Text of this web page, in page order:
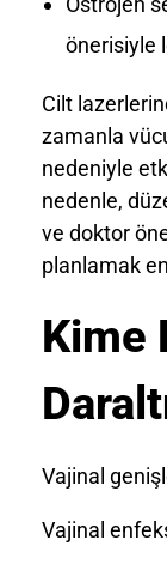
önerisiyle
Cilt
zamanla
nedeniyle
nedenle,
ve doktor
planlamak
Kime
Vajinal
Vajinal